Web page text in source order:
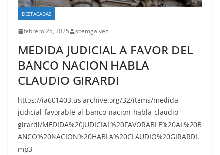
DESTACADAS
febrero 25, 2025 soemgalvez
MEDIDA JUDICIAL A FAVOR DEL
BANCO NACION HABLA
CLAUDIO GIRARDI
https://ia601403.us.archive.org/32/items/medida-
judicial-favorable-al-banco-nacion-habla-claudio-
girardi/MEDIDA%20JUDICIAL%20FAVORABLE%20AL%20B
ANCO%20NACION%20HABLA%20CLAUDIO%20GIRARDI.
mp3